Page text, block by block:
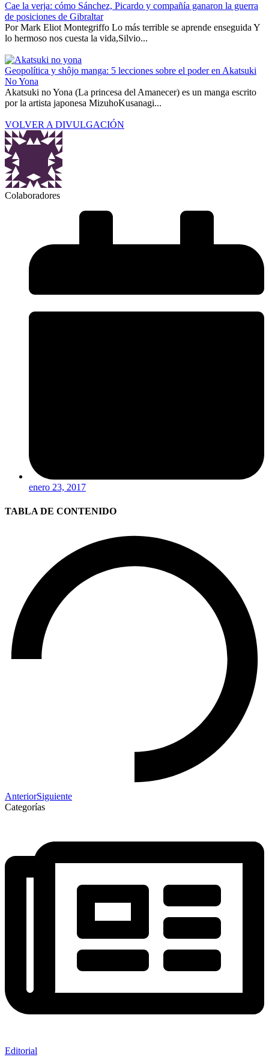
Cae la verja: cómo Sánchez, Picardo y compañía ganaron la guerra
de posiciones de Gibraltar
Por Mark Eliot Montegriffo Lo más terrible se aprende enseguida Y
lo hermoso nos cuesta la vida,Silvio...
Geopolítica y shôjo manga: 5 lecciones sobre el poder en Akatsuki
No Yona
Akatsuki no Yona (La princesa del Amanecer) es un manga escrito
por la artista japonesa MizuhoKusanagi...
VOLVER A DIVULGACIÓN
Colaboradores
enero 23, 2017
TABLA DE CONTENIDO
AnteriorSiguiente
Categorías
Editorial